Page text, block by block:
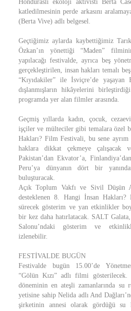
Honduraslı ekoloji aktivisti Berta
katledilmesinin perde arkasını
(Berta Vive) adlı belgesel.
Geçtiğimiz aylarda kaybettiğimiz Tarık
Özkan’ın yönettiği “Maden”
yapılacağı festivalde, ayrıca beş
gerçekleştirilen, insan hakları temalı
“Kıyıdakiler” ile İsviçre’de yaşayan
dışlanmışların hikâyelerini
programda yer alan filmler arasında.
Geçmiş yıllarda kadın, çocuk,
işçiler ve mülteciler gibi temalara özel
Hakları? Film Festivali, bu sene ayrım
haklara dikkat çekmeye çalışacak
Pakistan’dan Ekvator’a,
Peru’ya dünyanın dört bir
buluşturacak.
Açık Toplum Vakfı ve Sivil Düşün
desteklenen 8. Hangi İnsan
sürecek gösterim ve yan etkinlikler
bir kez daha hatırlatacak. SALT
Salonu’ndaki gösterim ve
izlenebilir.
FESTİVALDE BUGÜN
Festivalde bugün 15.00’de
“Gölün Kızı” adlı filmi gösterilecek.
döneminin en ateşli zamanlarında su
yetisine sahip Nelida adlı And
şirketinin annesi olarak gördüğü su